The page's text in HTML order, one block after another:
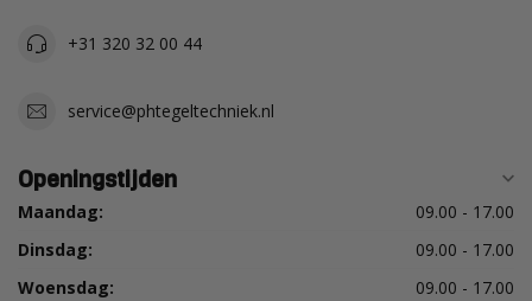
+31 320 32 00 44
service@phtegeltechniek.nl
Openingstijden
Maandag:
09.00 - 17.00
Dinsdag:
09.00 - 17.00
Woensdag:
09.00 - 17.00